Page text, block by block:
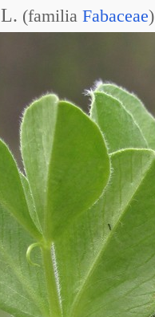
L. (familia Fabaceae)